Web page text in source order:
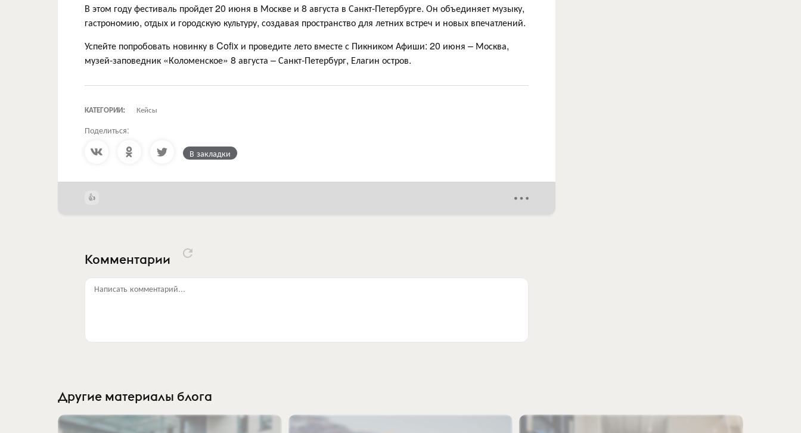
В этом году фестиваль пройдет 20 июня в Москве и 8 августа в Санкт-Петербурге. Он объединяет музыку,
гастрономию, отдых и городскую культуру, создавая пространство для летних встреч и новых впечатлений.
Успейте попробовать новинку в Cofix и проведите лето вместе с Пикником Афиши: 20 июня – Москва,
музей-заповедник «Коломенское» 8 августа – Санкт-Петербург, Елагин остров.
КАТЕГОРИИ: Кейсы
Поделиться:
В закладки
Комментарии
Написать комментарий...
Другие материалы блога